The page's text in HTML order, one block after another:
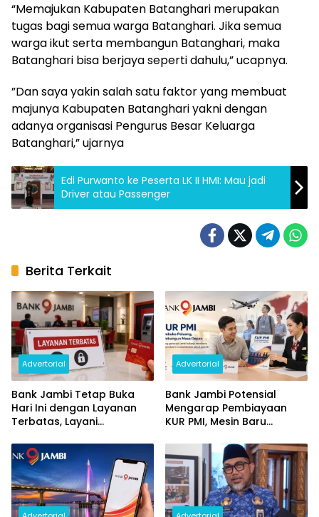
“Memajukan Kabupaten Batanghari merupakan
tugas bagi semua warga Batanghari. Jika semua
warga ikut serta membangun Batanghari, maka
Batanghari bisa berjaya seperti dahulu,” ucapnya.
”Dan saya yakin salah satu faktor yang membuat
majunya Kabupaten Batanghari yakni dengan
adanya organisasi Pengurus Besar Keluarga
Batanghari,” ujarnya
Edi Purwanto ke Peserta LK II HMI: Mau jadi
Driver atau Passenger
Berita Terkait
Advertorial
Bank Jambi Tetap Buka
Hari Ini dengan Layanan
Terbatas, Layani
dan Perubahan PIN
Advertorial
Bank Jambi Potensial
Mengarap Pembiayaan
KUR PMI, Mesin Baru
Daerah